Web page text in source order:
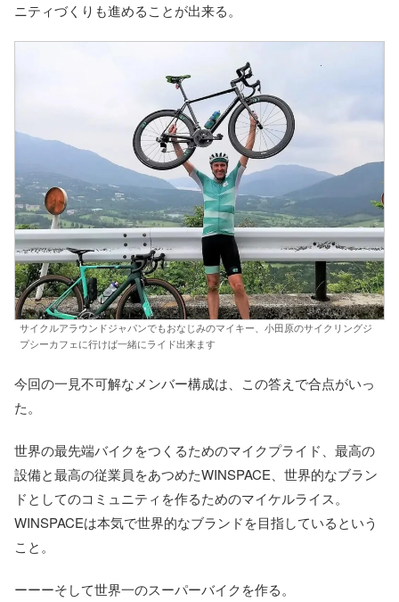
ニティづくりも進めることが出来る。
サイクルアラウンドジャパンでもおなじみのマイキー、小田原のサイクリングジ
プシーカフェに行けば一緒にライド出来ます
今回の一見不可解なメンバー構成は、この答えで合点がいっ
た。
世界の最先端バイクをつくるためのマイクプライド、最高の
設備と最高の従業員をあつめたWINSPACE、世界的なブラン
ドとしてのコミュニティを作るためのマイケルライス。
WINSPACEは本気で世界的なブランドを目指しているという
こと。
ーーーそして世界一のスーパーバイクを作る。